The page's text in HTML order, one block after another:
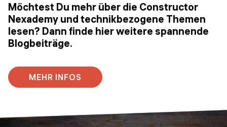
Möchtest Du mehr über die Constructor
Nexademy und technikbezogene Themen
lesen? Dann finde hier weitere spannende
Blogbeiträge.
MEHR INFOS